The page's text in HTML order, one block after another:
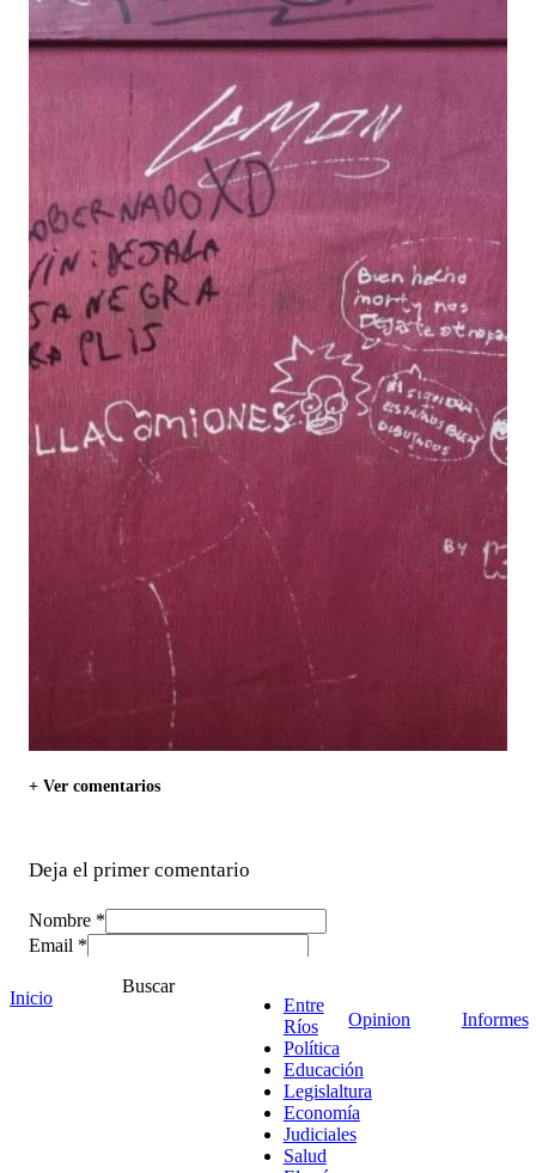
+ Ver comentarios
Deja el primer comentario
Nombre *
Email *
Inicio
Buscar
Entre
Ríos
Política
Educación
Legislaltura
Economía
Judiciales
Salud
Opinion Informes